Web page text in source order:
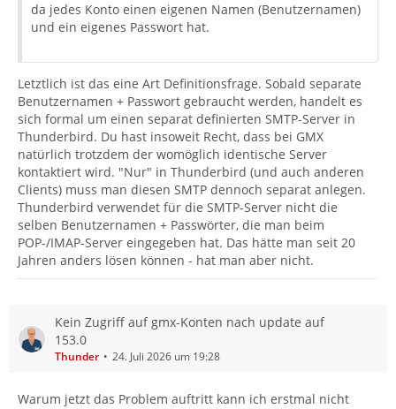
da jedes Konto einen eigenen Namen (Benutzernamen)
und ein eigenes Passwort hat.
Letztlich ist das eine Art Definitionsfrage. Sobald separate
Benutzernamen + Passwort gebraucht werden, handelt es
sich formal um einen separat definierten SMTP-Server in
Thunderbird. Du hast insoweit Recht, dass bei GMX
natürlich trotzdem der womöglich identische Server
kontaktiert wird. "Nur" in Thunderbird (und auch anderen
Clients) muss man diesen SMTP dennoch separat anlegen.
Thunderbird verwendet für die SMTP-Server nicht die
selben Benutzernamen + Passwörter, die man beim
POP-/IMAP-Server eingegeben hat. Das hätte man seit 20
Jahren anders lösen können - hat man aber nicht.
Kein Zugriff auf gmx-Konten nach update auf
153.0
Thunder 24. Juli 2026 um 19:28
Warum jetzt das Problem auftritt kann ich erstmal nicht